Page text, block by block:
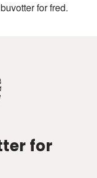
for fred.
for